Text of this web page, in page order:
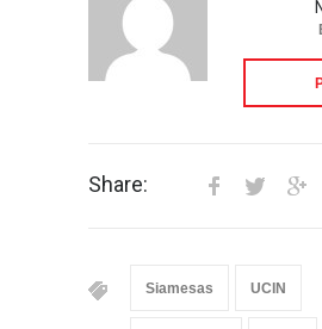
Share:
Siamesas UCIN